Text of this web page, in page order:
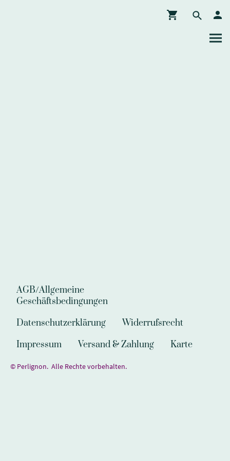
AGB/Allgemeine
Geschäftsbedingungen
Datenschutzerklärung
Widerrufsrecht
Impressum
Versand & Zahlung Karte
© Perlignon. Alle Rechte vorbehalten.